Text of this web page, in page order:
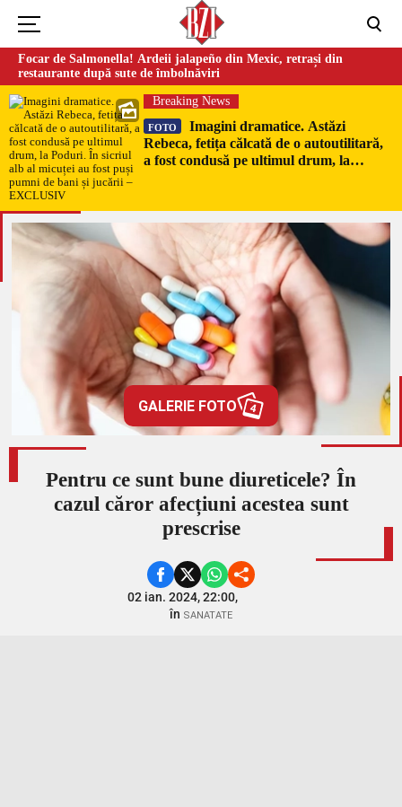
Focar de Salmonella! Ardeii jalapeño din Mexic, retrași din
restaurante după sute de îmbolnăviri
Breaking News
FOTO
Imagini dramatice. Astăzi
Rebeca, fetița călcată de o autoutilitară,
a fost condusă pe ultimul drum, la
EXCLUSIV
GALERIE FOTO 4
Pentru ce sunt bune diureticele? În
cazul căror afecțiuni acestea sunt
prescrise
02 ian. 2024, 22:00,
în SANATATE